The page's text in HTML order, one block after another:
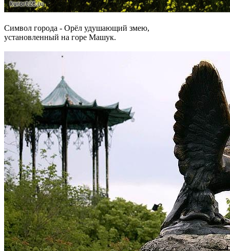
Символ города - Орёл удушающий змею,
установленный на горе Машук.